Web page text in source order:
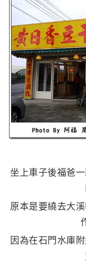
坐上車子後福爸
原本是要繞去大
因為在石門水庫